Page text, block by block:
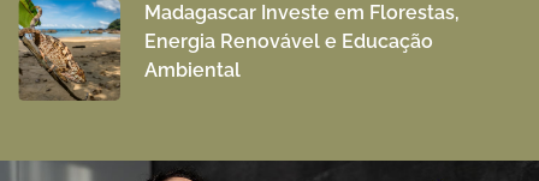
Madagascar Investe em Florestas,
Energia Renovável e Educação
Ambiental